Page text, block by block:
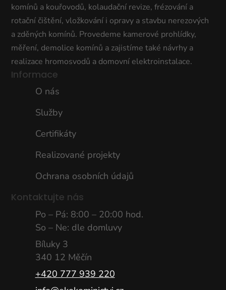
komínů a kouřovodů, kolaudační revize, frézování a
rotační čištění, vložkování i opravy a stavbu nerezových
a zděných komínů. Provedeme kamerové prohlídky,
měření, demolice komínů a zajistíme také návrhy a
realizace hromosvodů a domovní elektroinstalace.
Informace
O nás
Služby
Certifikáty
Realizované projekty
Ochrana osobních údajů
Kontaktujte nás
Po – Pá: 8:00 – 20:00 hod.
So – Ne: dle domluvy
Bíluky 3
340 12 Měčín
+420 777 939 220